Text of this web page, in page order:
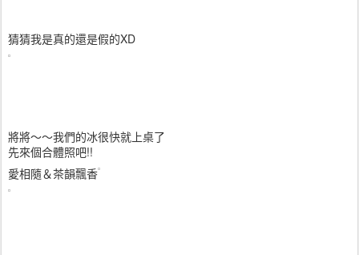
猜猜我是真的還是假的XD
將將～～我們的冰很快就上桌了
先來個合體照吧!!
愛相隨＆茶韻飄香